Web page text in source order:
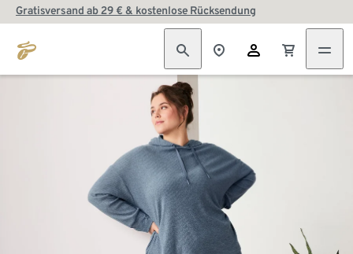
Gratisversand ab 29 € & kostenlose Rücksendung